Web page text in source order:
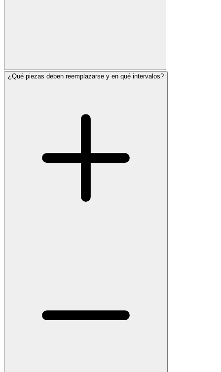
¿Qué piezas deben reemplazarse y en qué intervalos?